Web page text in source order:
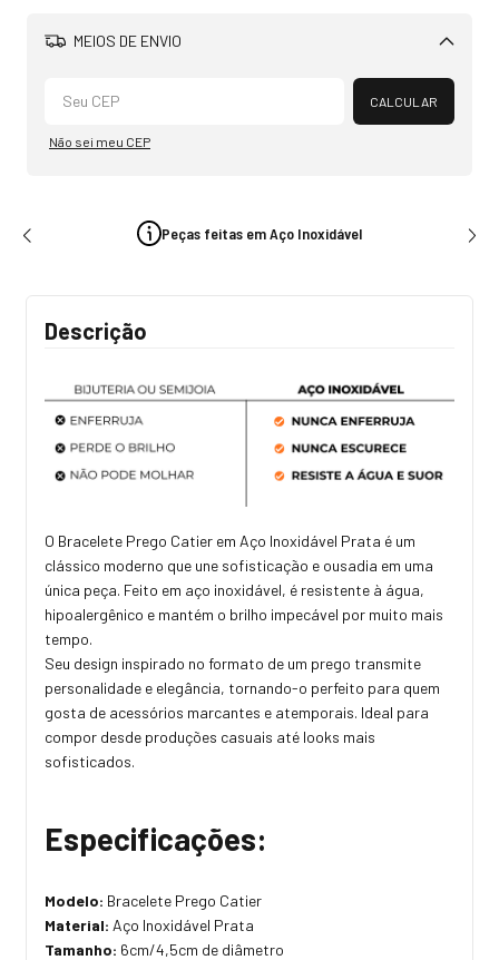
MEIOS DE ENVIO
Alterar CEP
CALCULAR
Não sei meu CEP
Peças feitas em Aço Inoxidável
Descrição
O Bracelete Prego Catier em Aço Inoxidável Prata é um
clássico moderno que une sofisticação e ousadia em uma
única peça. Feito em aço inoxidável, é resistente à água,
hipoalergênico e mantém o brilho impecável por muito mais
tempo.
Seu design inspirado no formato de um prego transmite
personalidade e elegância, tornando-o perfeito para quem
gosta de acessórios marcantes e atemporais. Ideal para
compor desde produções casuais até looks mais
sofisticados.
Especificações:
Modelo: Bracelete Prego Catier
Material: Aço Inoxidável Prata
Tamanho: 6cm/4,5cm de diâmetro